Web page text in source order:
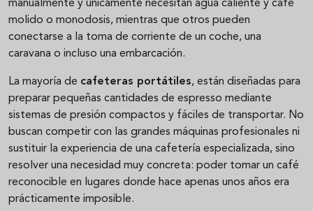
manualmente y únicamente necesitan agua caliente y café
molido o monodosis, mientras que otros pueden
conectarse a la toma de corriente de un coche, una
caravana o incluso una embarcación.
La mayoría de cafeteras portátiles, están diseñadas para
preparar pequeñas cantidades de espresso mediante
sistemas de presión compactos y fáciles de transportar. No
buscan competir con las grandes máquinas profesionales ni
sustituir la experiencia de una cafetería especializada, sino
resolver una necesidad muy concreta: poder tomar un café
reconocible en lugares donde hace apenas unos años era
prácticamente imposible.